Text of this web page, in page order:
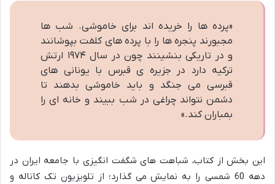
«پرده ها را خریده اند برای خاموشی. شب ها
مجبورند پنجره ها را با پرده های کلفت بپوشانند
و در تاریکی بنشینند چون در سال ۱۹۷۴ ارتش
ترکیه دارد در جزیره ی قبرس با یونانی های
قبرسی می جنگد و باید خاموشی بدهند تا
دشمن نتواند چراغی در شب ببیند و خانه ای را
بمباران کند.»
این بخش از کتاب، شباهت های شگفت انگیزی با جامعه ایران در
دهه 60 شمسی را به نمایش می گذارد؛ از تلویزیون تک کاناله و